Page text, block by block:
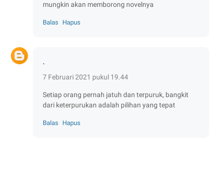
mungkin akan memborong novelnya
Balas Hapus
.
7 Februari 2021 pukul 19.44
Setiap orang pernah jatuh dan terpuruk, bangkit
dari keterpurukan adalah pilihan yang tepat
Balas Hapus